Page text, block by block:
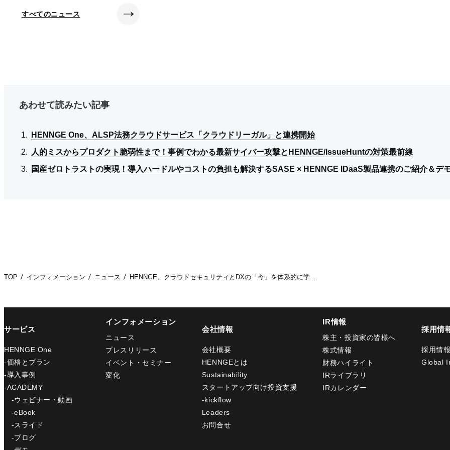
すべてのニュース
あわせて読みたい記事
HENNGE One、ALSP法務クラウドサービス「クラウドリーガル」と連携開始
HENNGE One、ALSP法務クラウドサービス「クラウドリーガル」と連携開始
HENNGE One、ALSP法務クラウドサービス「クラウドリーガル」と連携開始
人的ミスからプロダクト脆弱性まで！事例でわかる最新サイバー攻撃とHENNGE/IssueHuntの対策最前線
人的ミスからプロダクト脆弱性まで！事例でわかる最新サイバー攻撃とHENNGE/IssueHuntの対策最前線
人的ミスからプロダクト脆弱性まで！事例でわかる最新サイバー攻撃とHENNGE/IssueHuntの対策最前線
国産ゼロトラストの実現！導入ハードルやコストの負担も解決するSASE × HENNGE IDaaS製品連携のご紹介＆デ
国産ゼロトラストの実現！導入ハードルやコストの負担も解決するSASE × HENNGE IDaaS製品連携のご紹介＆デ
国産ゼロトラストの実現！導入ハードルやコストの負担も解決するSASE × HENNGE IDaaS製品連携のご紹介＆デ
TOP インフォメーション ニュース HENNGE、クラウドセキュリティとDXの「今」を体系的に学…
サービス
HENNGE One
-価格とプラン
-導入事例
-ACADEMY
-ウェビナー・動画
-eBook
-スライド
-ブログ
インフォメーション
ニュース
プレスリリース
イベント・セミナー
変化
会社情報
会社概要
HENNGEとは
Sustainability
スタートアップ向け投資支援
-kickflow
Leaders
お問合せ
IR情報
株主・投資家の皆様へ
株式情報
財務ハイライト
IRライブラリ
IRカレンダー
採用情
採用情報
Global